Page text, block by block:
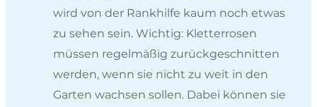
wird von der Rankhilfe kaum noch etwas
zu sehen sein. Wichtig: Kletterrosen
müssen regelmäßig zurückgeschnitten
werden, wenn sie nicht zu weit in den
Garten wachsen sollen. Dabei können sie